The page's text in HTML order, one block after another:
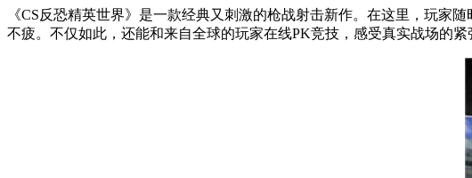
《CS反恐精英世界》是一款经典又刺激的枪战射击新作。在这里，玩家
不疲。不仅如此，还能和来自全球的玩家在线PK竞技，感受真实战场的紧